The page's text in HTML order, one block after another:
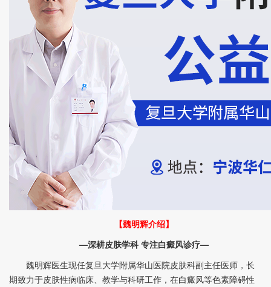
【魏明辉介绍】
—深耕皮肤学科 专注白癜风诊疗—
魏明辉医生现任复旦大学附属华山医院皮肤科副主任医师，长
期致力于皮肤性病临床、教学与科研工作，在白癜风等色素障碍性